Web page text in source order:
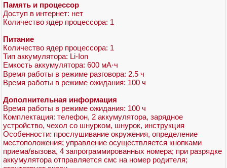
Память и процессор
Доступ в интернет: нет
Количество ядер процессора: 1
Питание
Количество ядер процессора: 1
Тип аккумулятора: Li-Ion
Емкость аккумулятора: 600 мА⋅ч
Время работы в режиме разговора: 2.5 ч
Время работы в режиме ожидания: 100 ч
Дополнительная информация
Время работы в режиме ожидания: 100 ч
Комплектация: телефон, 2 аккумулятора, зарядное
устройство, чехол со шнурком, шнурок, инструкция
Особенности: прослушивание окружения, определение
местоположения; управление осуществляется кнопками
приема/вызова, 4 запрограммированных номера; при разрядке
аккумулятора отправляется смс на номер родителя;